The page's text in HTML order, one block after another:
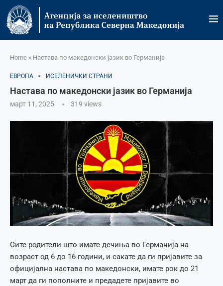
Home » Настава по македонски јазик во Германија
ЕВРОПА ИСЕЛЕНИЧКИ СТРАНИ
Настава по македонски јазик во Германија
март 11, 2025 319 views
Сите родители што имате дечиња во Германија на
возраст од 6 до 16 години, и сакате да ги пријавите за
официјална настава по македонски, имате рок до 21
март да ги пополните и предадете пријавите во